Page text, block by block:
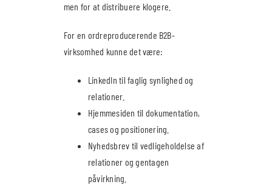
men for at distribuere klogere.
For en ordreproducerende B2B-
virksomhed kunne det være:
LinkedIn til faglig synlighed og
relationer.
Hjemmesiden til dokumentation,
cases og positionering.
Nyhedsbrev til vedligeholdelse af
relationer og gentagen
påvirkning.